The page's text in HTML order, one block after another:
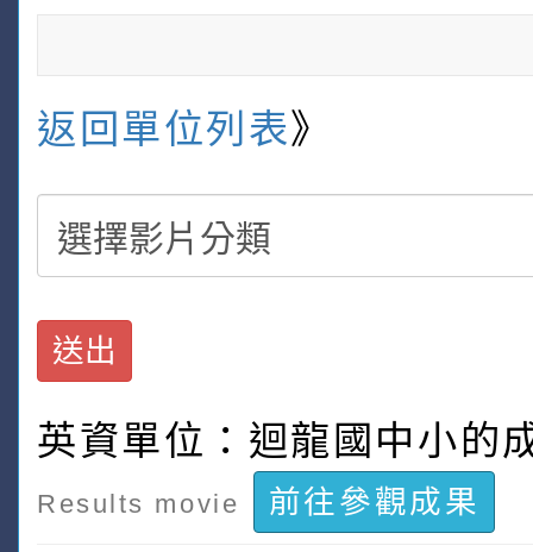
返回單位列表》
送出
英資單位：迴龍國中小的
Results movie 前往參觀成果